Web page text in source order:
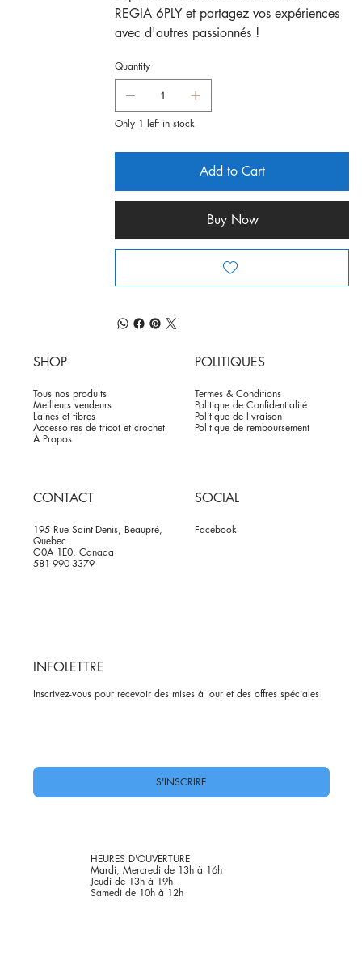
REGIA 6PLY et partagez vos expériences
avec d'autres passionnés !
Quantity
Only 1 left in stock
Add to Cart
Buy Now
SHOP
Tous nos produits
Meilleurs vendeurs
Laines et fibres
Accessoires de tricot et crochet
À Propos
POLITIQUES
Termes & Conditions
Politique de Confidentialité
Politique de livraison
Politique de remboursement
CONTACT
195 Rue Saint-Denis, Beaupré,
Quebec
G0A 1E0, Canada
581-990-3379
SOCIAL
Facebook
INFOLETTRE
Inscrivez-vous pour recevoir des mises à jour et des offres spéciales
S'INSCRIRE
HEURES D'OUVERTURE
Mardi, Mercredi de 13h à 16h
Jeudi de 13h à 19h
Samedi de 10h à 12h